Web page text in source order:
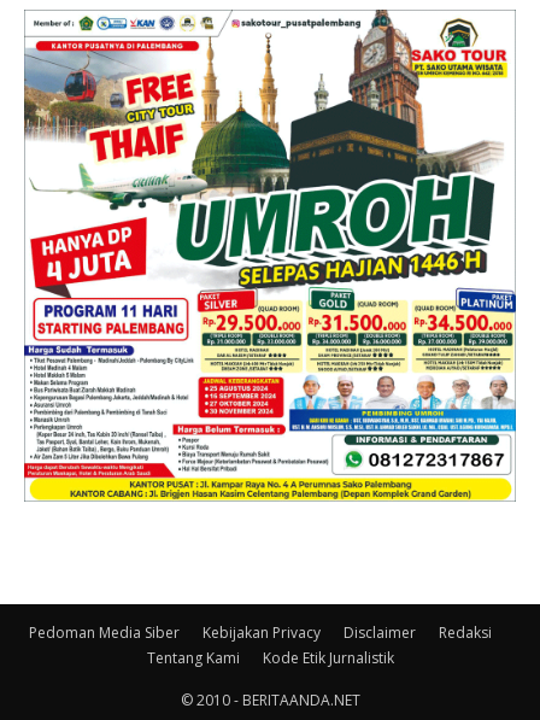
Pedoman Media Siber Kebijakan Privacy Disclaimer
Redaksi
Tentang Kami
Kode Etik Jurnalistik
© 2010 - BERITAANDA.NET